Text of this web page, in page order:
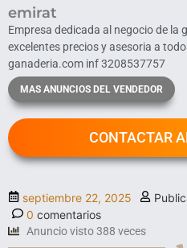
emirat
Empresa dedicada al negocio de la
excelentes precios y asesoria a
ganaderia.com inf 3208537757
MAS ANUNCIOS DEL VENDEDOR
CONTACTAR
septiembre 22, 2025
0 comentarios
Anuncio visto 388 veces